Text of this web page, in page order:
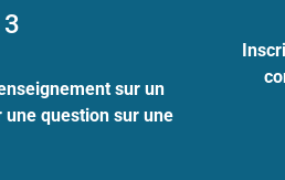
sur un
question sur une